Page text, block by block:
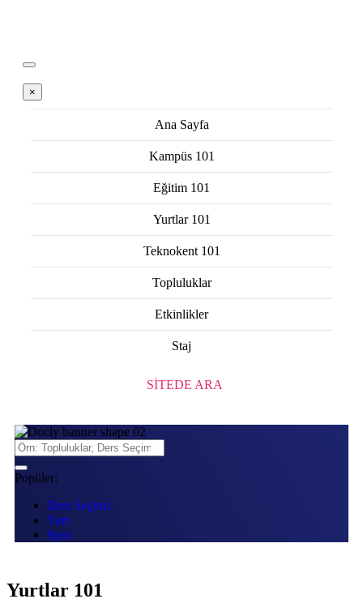
×
Ana Sayfa
Kampüs 101
Eğitim 101
Yurtlar 101
Teknokent 101
Topluluklar
Etkinlikler
Staj
SİTEDE ARA
Popüler:
Ders Seçimi
Yurt
Spor
Yurtlar 101